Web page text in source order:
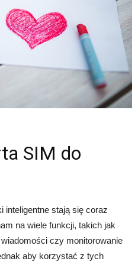
SIM do
stają się coraz
na wiele funkcji, takich jak
wiadomości czy monitorowanie
aby korzystać z tych